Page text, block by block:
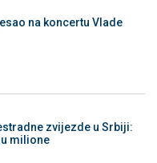
na koncertu Vlade
zvijezde u Srbiji:
milione